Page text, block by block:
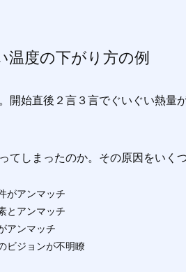
温度の下がり方の例
開始直後２言３言でぐいぐい熱量
てしまったのか。その原因をいく
がアンマッチ
とアンマッチ
アンマッチ
ビジョンが不明瞭